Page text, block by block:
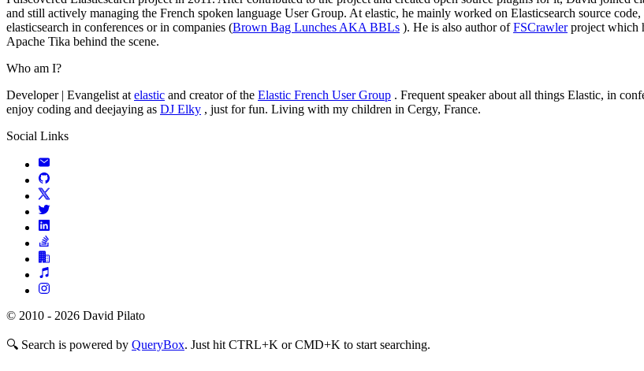
and still actively managing the French spoken language User Group. At elastic, he mainly worked on Elasticsearch source
elasticsearch in conferences or in companies (Brown Bag Lunches AKA BBLs ). He is also author ofFSCrawlerproject which
Apache Tika behind the scene.
Who am I?
Developer | Evangelist at elastic and creator of the Elastic French User Group . Frequent speaker about all things Elastic, in
enjoy coding and deejaying as DJ Elky , just for fun. Living with my children in Cergy, France.
Social Links
© 2010 - 2026 David Pilato
🔍 Search is powered by QueryBox. Just hit CTRL+K or CMD+K to start searching.